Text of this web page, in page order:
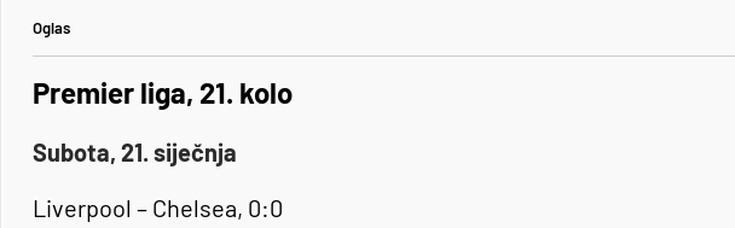
Oglas
Premier liga, 21. kolo
Subota, 21. siječnja
Liverpool – Chelsea, 0:0